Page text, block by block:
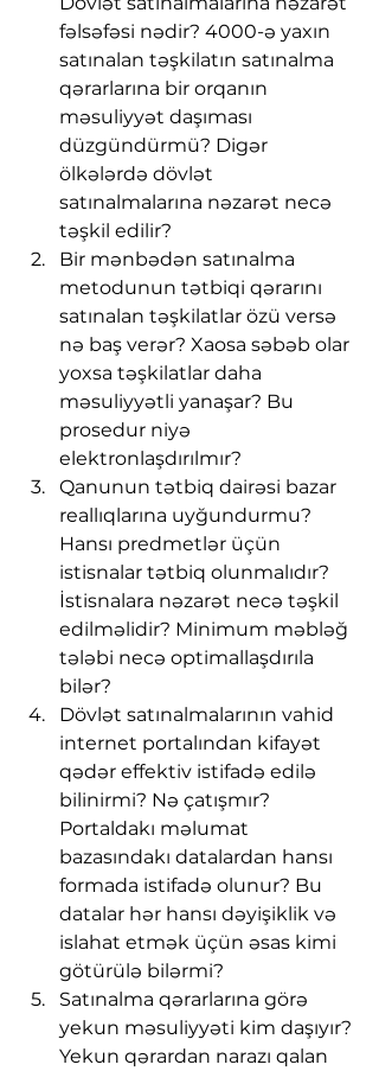
fəlsəfəsi nədir? 4000-ə yaxın
satınalan təşkilatın satınalma
qərarlarına bir orqanın
məsuliyyət daşıması
düzgündürmü? Digər
ölkələrdə dövlət
satınalmalarına nəzarət necə
təşkil edilir?
Bir mənbədən satınalma
metodunun tətbiqi qərarını
satınalan təşkilatlar özü versə
nə baş verər? Xaosa səbəb olar
yoxsa təşkilatlar daha
məsuliyyətli yanaşar? Bu
prosedur niyə
elektronlaşdırılmır?
Qanunun tətbiq dairəsi bazar
reallıqlarına uyğundurmu?
Hansı predmetlər üçün
istisnalar tətbiq olunmalıdır?
İstisnalara nəzarət necə təşkil
edilməlidir? Minimum məbləğ
tələbi necə optimallaşdırıla
bilər?
Dövlət satınalmalarının vahid
internet portalından kifayət
qədər effektiv istifadə edilə
bilinirmi? Nə çatışmır?
Portaldakı məlumat
bazasındakı datalardan hansı
formada istifadə olunur? Bu
datalar hər hansı dəyişiklik və
islahat etmək üçün əsas kimi
götürülə bilərmi?
Satınalma qərarlarına görə
yekun məsuliyyəti kim daşıyır?
Yekun qərardan narazı qalan